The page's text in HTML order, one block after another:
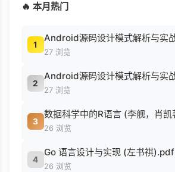
🔥 本月热门
1
27 浏览
2
27 浏览
3
26 浏览
4
Go 语言设计与实现 (左书祺).pdf
26 浏览